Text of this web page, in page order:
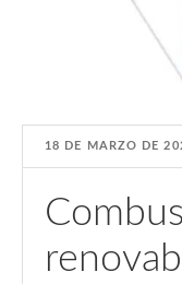
18 DE MARZO DE